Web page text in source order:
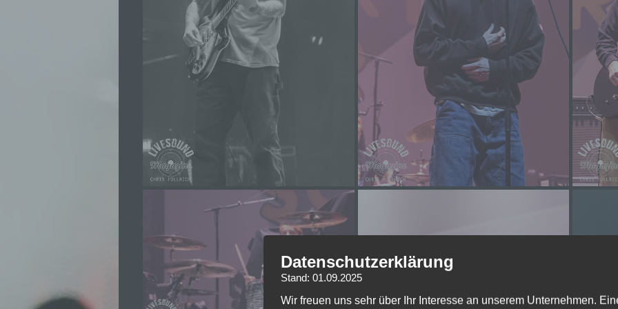
Datenschutzerklärung
Stand: 01.09.2025
Wir freuen uns sehr über Ihr Interesse an unserem Unternehmen.